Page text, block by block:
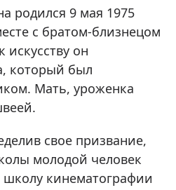
родился 9 мая 1975
с братом-близнецом
искусству он
который был
Мать, уроженка
свое призвание,
молодой человек
кинематографии